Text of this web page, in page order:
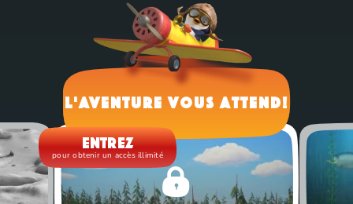
L'aventure vous attend!
Entrez
pour obtenir un accès illimité